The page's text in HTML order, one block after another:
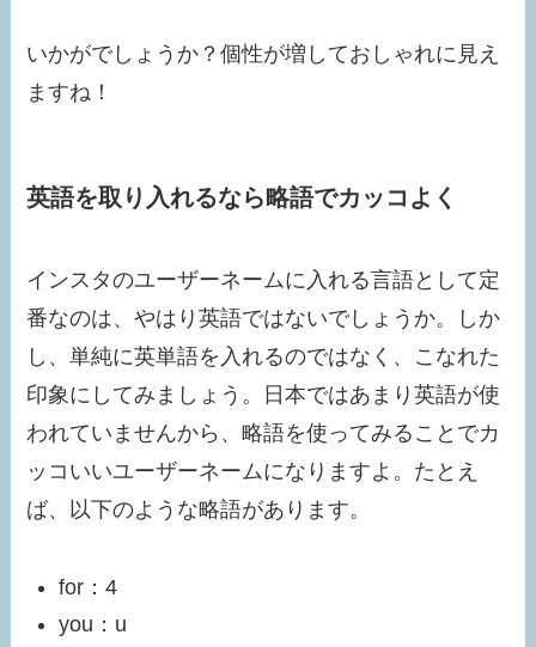
いかがでしょうか？個性が増しておしゃれに見え
ますね！
英語を取り入れるなら略語でカッコよく
インスタのユーザーネームに入れる言語として定
番なのは、やはり英語ではないでしょうか。しか
し、単純に英単語を入れるのではなく、こなれた
印象にしてみましょう。日本ではあまり英語が使
われていませんから、略語を使ってみることでカ
ッコいいユーザーネームになりますよ。たとえ
ば、以下のような略語があります。
for：4
you：u